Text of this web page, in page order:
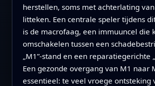
herstellen, soms met achterlating
litteken. Een centrale speler tijdens
is de macrofaag, een immuuncel die
omschakelen tussen een
„M1”-stand en een reparatiegerichte
Een gezonde overgang van M1 naar
essentieel: te veel vroege ontsteking